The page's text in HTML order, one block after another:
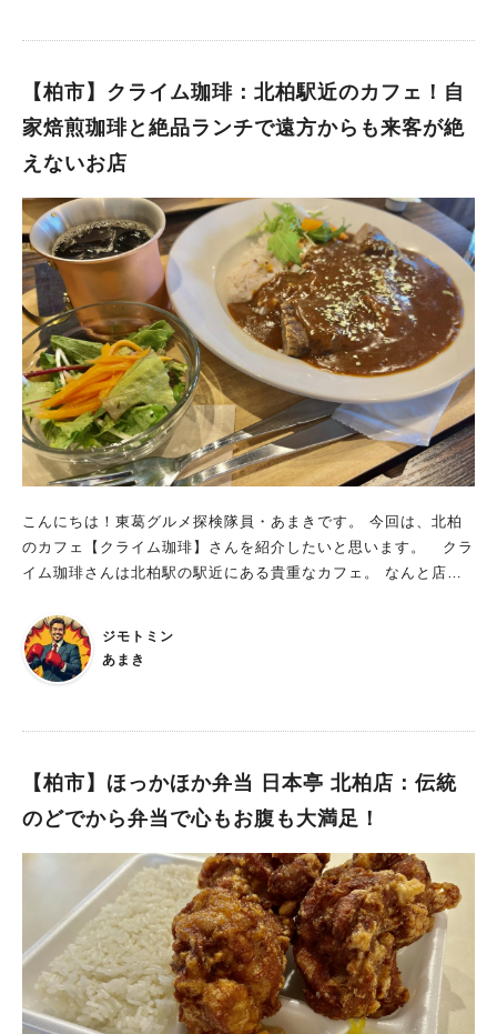
近場にPonkotanさんがあるのを知り、 どんなお店なのか興味
道から厳選された食材を使った料理が絶品！ JR北柏駅北口か
ら、徒歩だと30分弱。 徒歩だとちょっと遠いですが、 駅前から
あります。 店主さんが北海道出身で、そのお母さまが千葉出
身。 縁あって柏市に引っ越してこられ、 北海道の食材の魅力を
伝えたく始められたのがキッカケだそうです。 特にポテト系の
料理がイチオシで、 キッチンカー【Snowkotan】さんでもフラ
イドポテトが最大の魅力となっています。 カフェでは他にも、
北海道の食材をふんだんに使ったスープカレーやガレット、パス
タなどをランチタイムでいただくことができます。 北海道の野
菜達が盛りだくさん！スパイスがたっぷり効いた極上のカレー
北海道といったらやっぱりスープカレー！ということで、 今回
は北海道スープカレーを注文。 着膳した瞬間、明らかに様々な
スパイスが入っているであろう、複雑で独特の香りがスープから
ります。 具材は北海道の野菜が盛りだくさん！ 素揚げされて
おり、外はサクサク、中はフワフワの野菜達です。 スープに絡
めていただいてみたら・・・スープの味の奥深さが凄い！ 食べ
素揚げされた野菜のサクサクさがさらに美味しさを引きたてま
す。 ライスは健康志向な人にはありがたいことに、雑穀米。
ところどころ歯ごたえある食感がまたアクセントとなって、パク
店主さんが実際に飲んで美味しいと確信した銘柄を淹れてくれて
コーヒー。 とても喉越し爽やかで美味しかったです。 Ponkot
anさんに来たなら、フライドポテトは外せない！ フライドポテ
ト専門店【Snowkotan】さんのカフェバージョンなので、 当然
フライドポテトがイチオシ！ 種類もたくさんあります。 Ponkot
anさんをお邪魔したら、こちらを頼まないわけにはいきません。
見た目が可愛いらしいのと、聞いたことが無いネーミングだっ
たため興味が湧き、 今回はノース・イコロを注文。 4種類のポ
テトを使ったサイコロサイズのフライドポテトとのことで、 今
【柏市】クライム珈琲：北柏駅近のカフェ！自
家焙煎珈琲と絶品ランチで遠方からも来客が絶
えないお店
こんにちは！東葛グルメ探検隊員・あまきです。 今回は、北柏
のカフェ【クライム珈琲】さんを紹介したいと思います。 クラ
イム珈琲さんは北柏駅の駅近にある貴重なカフェ。 なんと店内
質の高いコーヒーをいただくことができます。 さらにランチの
料理の質も非常に高く、北柏駅前で優雅なカフェランチをいただ
くにはイチオシのお店です。 今回久しぶりに平日でお休みを得
いさつ通りとの交差点にあるカフェです。 タイトルにあるよう
焙煎のコーヒー豆を挽いて淹れてくれるコーヒーが桁違いに美味
しいカフェです。 コーヒーだけでなくランチの料理も非常にク
オリティが高く、 柏周辺だけでなく遠方からも訪れるお客さん
がたくさんいるそうです。 店内は観葉植物が多く飾られてお
り、白を基調とした南国風の雰囲気。 ジャズが流れており、落
ち着いた優雅な雰囲気を演出しています。 レジ前には世界17
カ国50種類のコーヒー生豆が揃えられています。 持ち帰りのコ
ーヒー豆を注文した場合は、 ランチをいただいている間に焙煎
ジモトミン
あまき
【柏市】ほっかほか弁当 日本亭 北柏店：伝統
のどでから弁当で心もお腹も大満足！